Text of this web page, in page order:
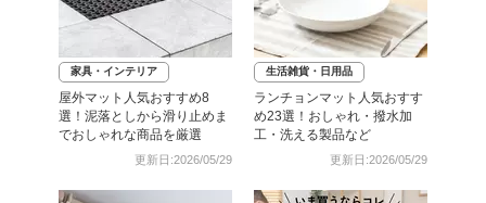
家具・インテリア
屋外マット人気おすすめ8
選！泥落としから滑り止めま
でおしゃれな商品を厳選
更新日:2026/05/29
生活雑貨・日用品
ランチョンマット人気おすす
め23選！おしゃれ・撥水加
工・洗える製品など
更新日:2026/05/29